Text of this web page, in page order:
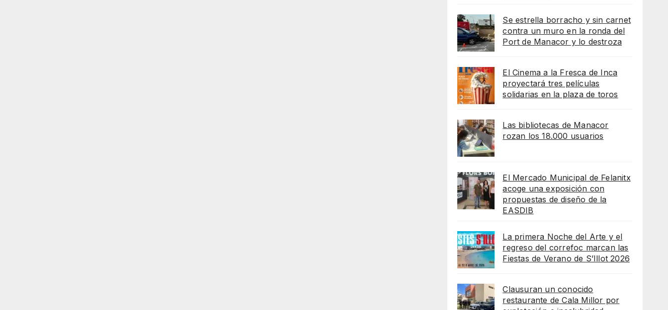
Se estrella borracho y sin carnet
contra un muro en la ronda del
Port de Manacor y lo destroza
El Cinema a la Fresca de Inca
proyectará tres películas
solidarias en la plaza de toros
Las bibliotecas de Manacor
rozan los 18.000 usuarios
El Mercado Municipal de Felanitx
acoge una exposición con
propuestas de diseño de la
EASDIB
La primera Noche del Arte y el
regreso del correfoc marcan las
Fiestas de Verano de S’Illot 2026
Clausuran un conocido
restaurante de Cala Millor por